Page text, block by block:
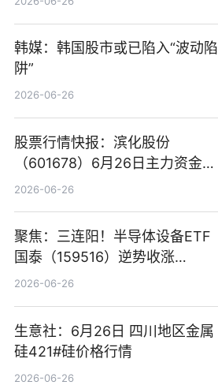
韩媒：韩国股市或已陷入“波动陷
阱”
2026-06-26
股票行情快报：滨化股份
（601678）6月26日主力资金净
卖出5964.34万元
2026-06-26
聚焦：三连阳！半导体设备ETF
国泰（159516）逆势收涨
3.5%，近10日累计净流入超65
2026-06-26
生意社：6月26日 四川地区金属
硅421#硅价格行情
2026-06-26